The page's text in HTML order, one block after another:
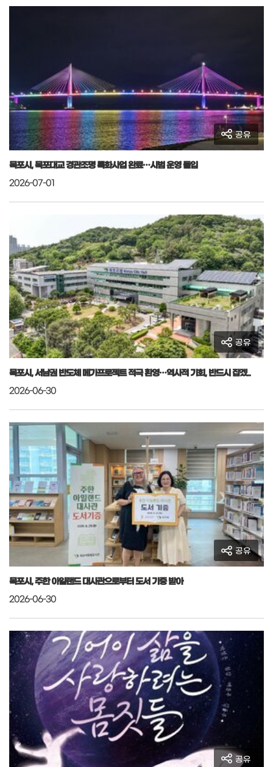
공유
목포시, 목포대교 경관조명 특화사업 완료…시범 운영 돌입
2026-07-01
공유
목포시, 서남권 반도체 메가프로젝트 적극 환영…역사적 기회, 반드시 잡겠..
2026-06-30
공유
목포시, 주한 아일랜드 대사관으로부터 도서 기증 받아
2026-06-30
공유